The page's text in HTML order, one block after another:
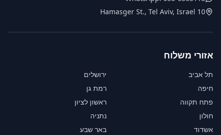
10 Hamasger St., Tel Aviv, Israel
אזורי משלוח
תל אביב
ירושלים
חיפה
רמת גן
פתח תקווה
ראשון לציון
חולון
נתניה
אשדוד
באר שבע